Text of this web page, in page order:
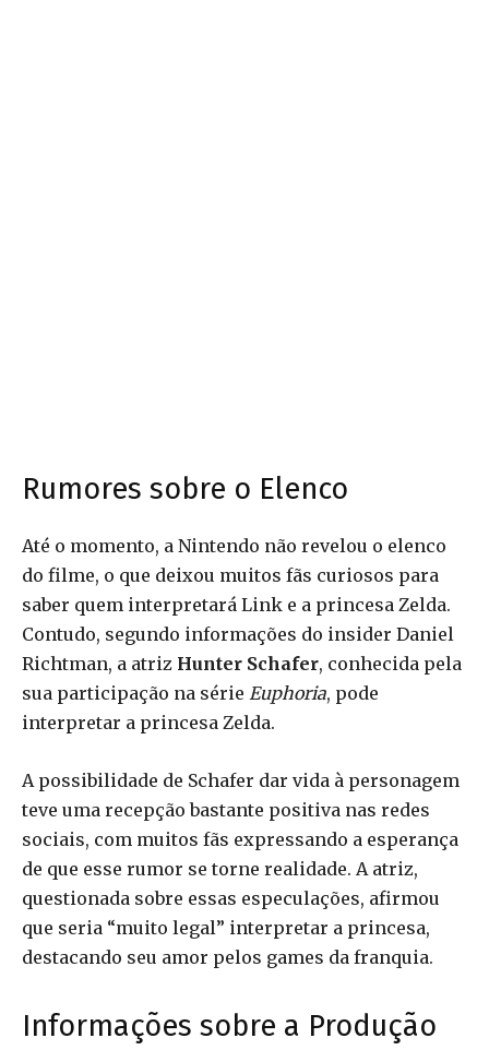
Rumores sobre o Elenco
Até o momento, a Nintendo não revelou o elenco
do filme, o que deixou muitos fãs curiosos para
saber quem interpretará Link e a princesa Zelda.
Contudo, segundo informações do insider Daniel
Richtman, a atriz Hunter Schafer, conhecida pela
sua participação na série Euphoria, pode
interpretar a princesa Zelda.
A possibilidade de Schafer dar vida à personagem
teve uma recepção bastante positiva nas redes
sociais, com muitos fãs expressando a esperança
de que esse rumor se torne realidade. A atriz,
questionada sobre essas especulações, afirmou
que seria “muito legal” interpretar a princesa,
destacando seu amor pelos games da franquia.
Informações sobre a Produção